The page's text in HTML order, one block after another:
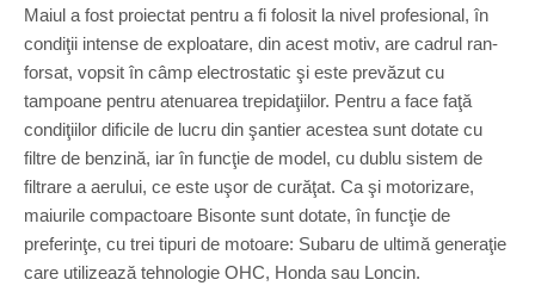
Maiul a fost proiectat pentru a fi folosit la nivel profesional, în
condiţii intense de exploatare, din acest motiv, are cadrul ran-
forsat, vopsit în câmp electrostatic şi este prevăzut cu
tampoane pentru atenuarea trepidaţiilor. Pentru a face faţă
condiţiilor dificile de lucru din şantier acestea sunt dotate cu
filtre de benzină, iar în funcţie de model, cu dublu sistem de
filtrare a aerului, ce este uşor de curăţat. Ca şi motorizare,
maiurile compactoare Bisonte sunt dotate, în funcţie de
preferinţe, cu trei tipuri de motoare: Subaru de ultimă generaţie
care utilizează tehnologie OHC, Honda sau Loncin.